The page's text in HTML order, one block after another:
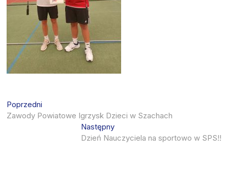
Nawigacja
wpisu
Poprzedni
post:
Zawody Powiatowe Igrzysk Dzieci w Szachach
NastępnyNext
post:
Dzień Nauczyciela na sportowo w SPS!!